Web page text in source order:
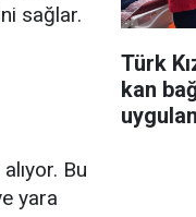
sağlar.
Bu
yara
Türk
kan